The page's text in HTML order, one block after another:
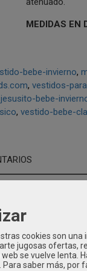
MEDIDAS EN
bebe-invierno
vestidos-
jesusito-bebe-
vestido-bebe-
talle alto
en tonos
. Este precioso
cookies son una
jugosas ofertas,
se vuelve lenta.
Para saber más, por